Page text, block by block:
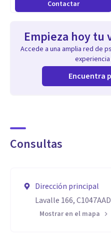
duelo a, ambos de Ediciones
Contactar
Empieza hoy tu
Accede a una amplia red de
Encuentra
Consultas
Dirección principal
Lavalle 166,
Mostrar en el mapa